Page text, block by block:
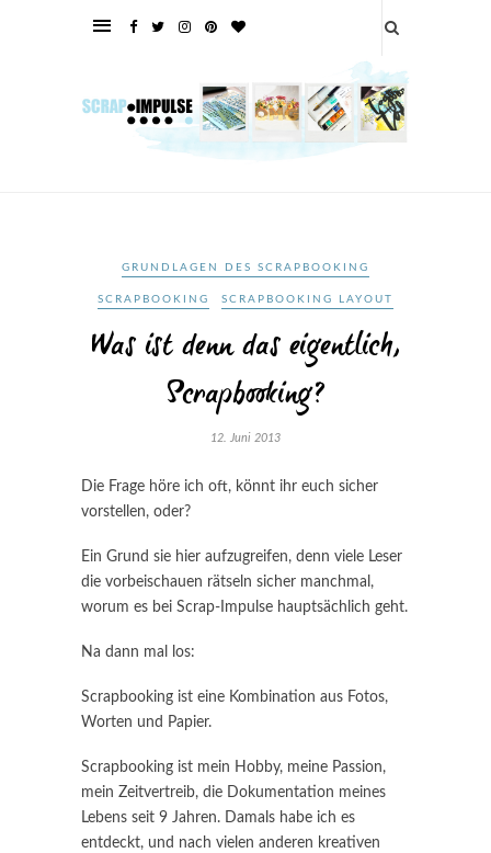
GRUNDLAGEN DES SCRAPBOOKING
SCRAPBOOKING SCRAPBOOKING LAYOUT
Was ist denn das eigentlich,
Scrapbooking?
12. Juni 2013
Die Frage höre ich oft, könnt ihr euch sicher
vorstellen, oder?
Ein Grund sie hier aufzugreifen, denn viele Leser
die vorbeischauen rätseln sicher manchmal,
worum es bei Scrap-Impulse hauptsächlich geht.
Na dann mal los:
Scrapbooking ist eine Kombination aus Fotos,
Worten und Papier.
Scrapbooking ist mein Hobby, meine Passion,
mein Zeitvertreib, die Dokumentation meines
Lebens seit 9 Jahren. Damals habe ich es
entdeckt, und nach vielen anderen kreativen